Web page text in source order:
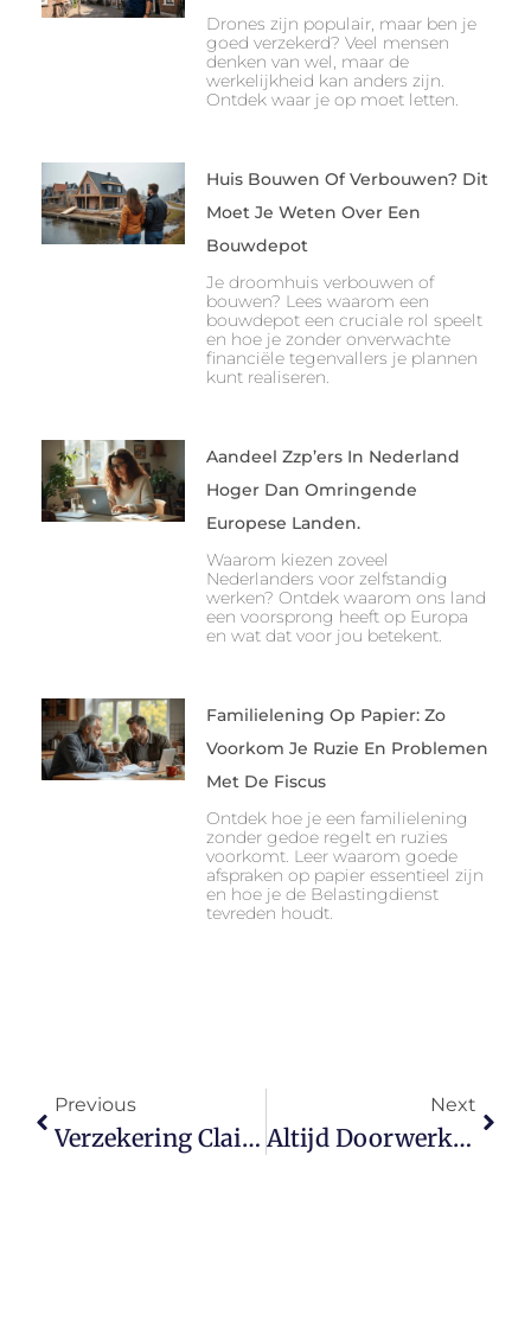
Drones zijn populair, maar ben je
goed verzekerd? Veel mensen
denken van wel, maar de
werkelijkheid kan anders zijn.
Ontdek waar je op moet letten.
Huis Bouwen Of Verbouwen? Dit
Moet Je Weten Over Een
Bouwdepot
Je droomhuis verbouwen of
bouwen? Lees waarom een
bouwdepot een cruciale rol speelt
en hoe je zonder onverwachte
financiële tegenvallers je plannen
kunt realiseren.
Aandeel Zzp’ers In Nederland
Hoger Dan Omringende
Europese Landen.
Waarom kiezen zoveel
Nederlanders voor zelfstandig
werken? Ontdek waarom ons land
een voorsprong heeft op Europa
en wat dat voor jou betekent.
Familielening Op Papier: Zo
Voorkom Je Ruzie En Problemen
Met De Fiscus
Ontdek hoe je een familielening
zonder gedoe regelt en ruzies
voorkomt. Leer waarom goede
afspraken op papier essentieel zijn
en hoe je de Belastingdienst
tevreden houdt.
Previous
Verzekering Claim Afgewezen? Zo Voorkom Je Gedoe
Next
Altijd Doorwerken Als Zzp’er? Dit Kost Het Je Echt Op De Lange Termijn